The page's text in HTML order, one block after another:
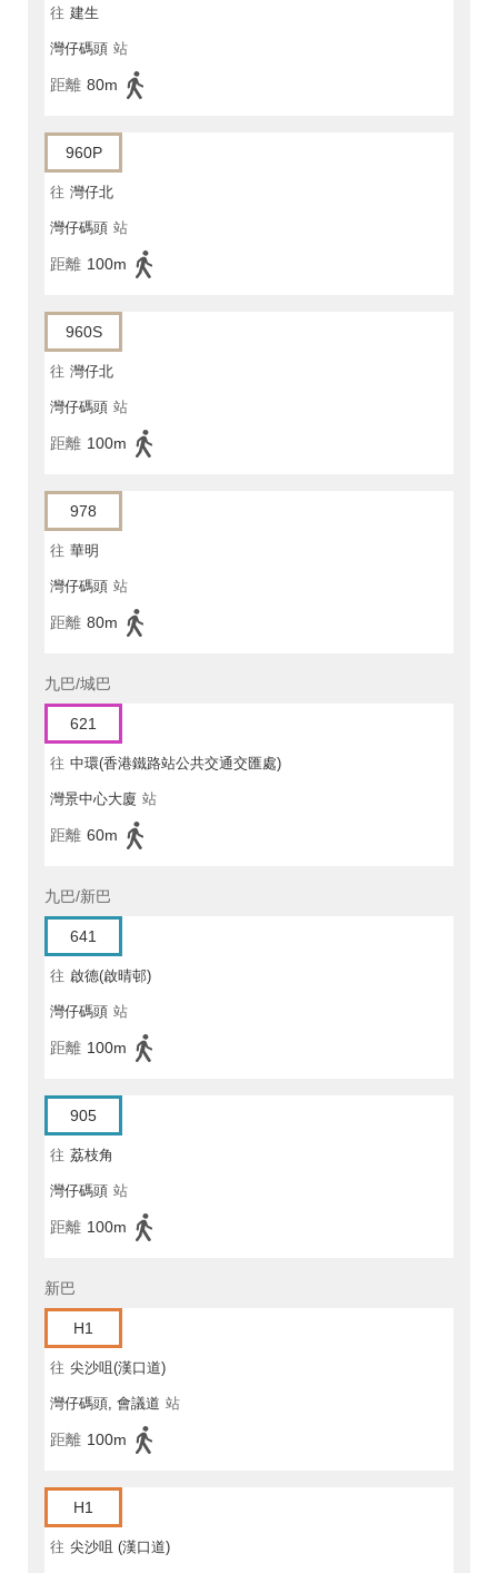
往 建生
灣仔碼頭 站
距離 80m
960P
往 灣仔北
灣仔碼頭 站
距離 100m
960S
往 灣仔北
灣仔碼頭 站
距離 100m
978
往 華明
灣仔碼頭 站
距離 80m
九巴/城巴
621
往 中環(香港鐵路站公共交通交匯處)
灣景中心大廈 站
距離 60m
九巴/新巴
641
往 啟德(啟晴邨)
灣仔碼頭 站
距離 100m
905
往 荔枝角
灣仔碼頭 站
距離 100m
新巴
H1
往 尖沙咀(漢口道)
灣仔碼頭, 會議道 站
距離 100m
H1
往 尖沙咀 (漢口道)